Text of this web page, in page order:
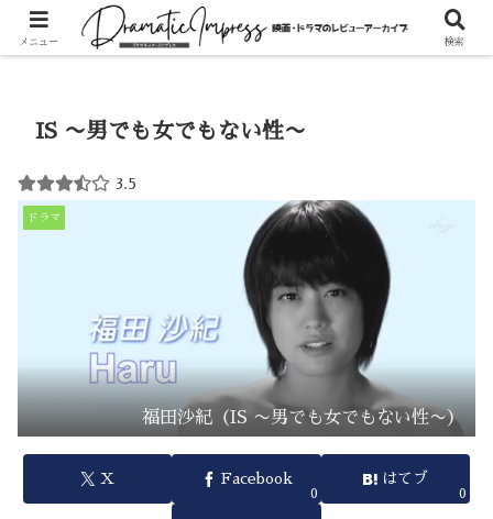
ドラマ
IS 〜男でも女でもない性〜
3.5
ドラマ
福田沙紀（IS 〜男でも女でもない性〜）
X Facebook
0
はてブ
0
メニュー 検索